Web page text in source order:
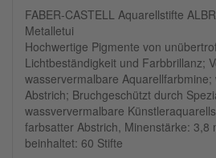
FABER-CASTELL Aquarellstifte
Metalletui
Hochwertige Pigmente von
Lichtbeständigkeit und Farbbrillanz;
wasservermalbare
Abstrich; Bruchgeschützt durch
wassververmalbare
farbsatter Abstrich, Minenstärke: 3,8
beinhaltet: 60 Stifte